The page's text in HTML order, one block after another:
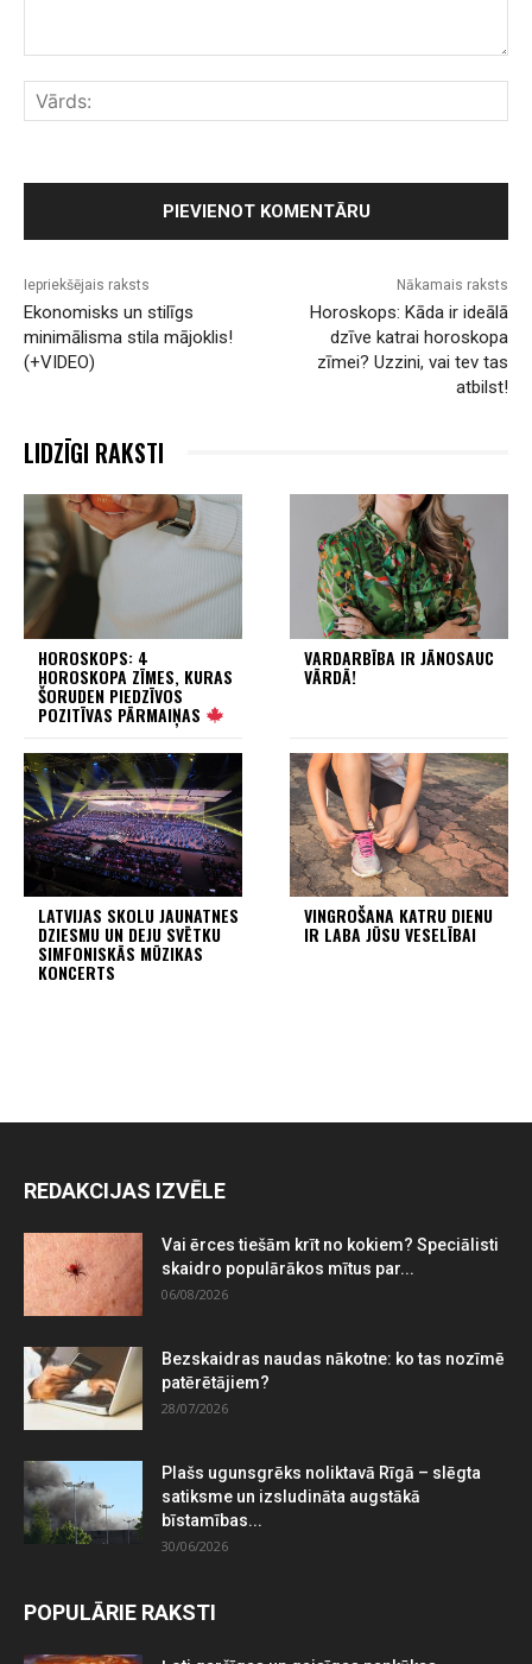
Iepriekšējais raksts
Ekonomisks un stilīgs
minimālisma stila mājoklis!
(+VIDEO)
Nākamais raksts
Horoskops: Kāda ir ideālā
dzīve katrai horoskopa
zīmei? Uzzini, vai tev tas
atbilst!
LIDZĪGI RAKSTI
HOROSKOPS: 4
HOROSKOPA ZĪMES, KURAS
ŠORUDEN PIEDZĪVOS
POZITĪVAS PĀRMAIŅAS
VARDARBĪBA IR JĀNOSAUC
VĀRDĀ!
LATVIJAS SKOLU JAUNATNES
DZIESMU UN DEJU SVĒTKU
SIMFONISKĀS MŪZIKAS
KONCERTS
VINGROŠANA KATRU DIENU
IR LABA JŪSU VESELĪBAI
REDAKCIJAS IZVĒLE
Vai ērces tiešām krīt no kokiem? Speciālisti
skaidro populārākos mītus par...
06/08/2026
Bezskaidras naudas nākotne: ko tas nozīmē
patērētājiem?
28/07/2026
Plašs ugunsgrēks noliktavā Rīgā – slēgta
satiksme un izsludināta augstākā
bīstamības...
30/06/2026
POPULĀRIE RAKSTI